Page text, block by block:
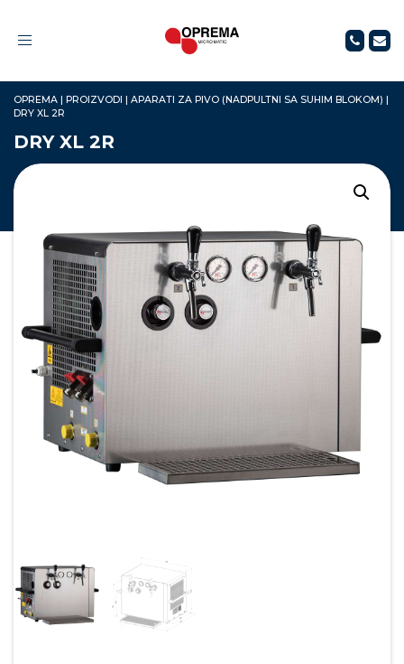
Toggle
OPREMA | PROIZVODI | APARATI ZA PIVO (NADPULTNI SA SUHIM BLOKOM) |
DRY XL 2R
DRY XL 2R